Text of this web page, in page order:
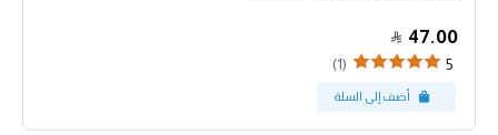
47.00
5
(1)